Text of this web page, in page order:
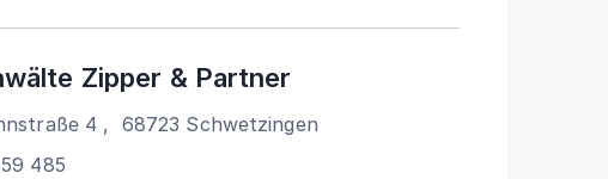
Zipper & Partner
4 , 68723 Schwetzingen
485